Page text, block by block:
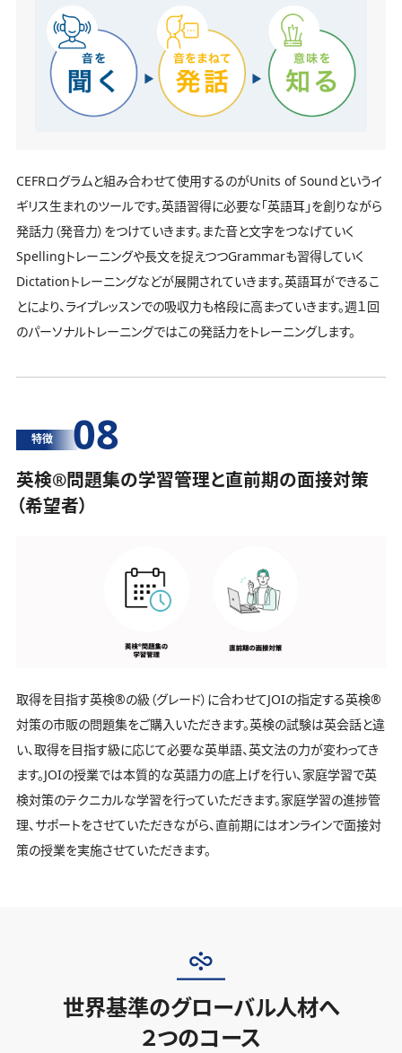
CEFRログラムと組み合わせて使用するのがUnits of Soundというイ
ギリス生まれのツールです。英語習得に必要な「英語耳」を創りながら
発話力（発音力）をつけていきます。また音と文字をつなげていく
Spellingトレーニングや長文を捉えつつGrammarも習得していく
Dictationトレーニングなどが展開されていきます。英語耳ができるこ
とにより、ライブレッスンでの吸収力も格段に高まっていきます。週１回
のパーソナルトレーニングではこの発話力をトレーニングします。
特徴 08
英検®️問題集の学習管理と直前期の面接対策
（希望者）
取得を目指す英検®️の級（グレード）に合わせてJOIの指定する英検®️
対策の市販の問題集をご購入いただきます。英検の試験は英会話と違
い、取得を目指す級に応じて必要な英単語、英文法の力が変わってき
ます。JOIの授業では本質的な英語力の底上げを行い、家庭学習で英
検対策のテクニカルな学習を行っていただきます。家庭学習の進捗管
理、サポートをさせていただきながら、直前期にはオンラインで面接対
策の授業を実施させていただきます。
世界基準のグローバル人材へ
２つのコース